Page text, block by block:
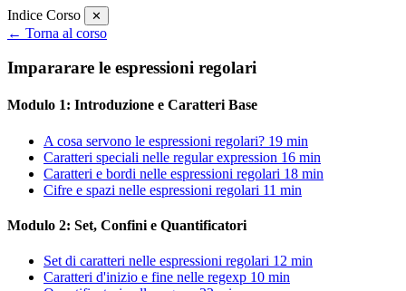
Indice Corso ✕
← Torna al corso
Impararare le espressioni regolari
Modulo 1: Introduzione e Caratteri Base
A cosa servono le espressioni regolari? 19 min
Caratteri speciali nelle regular expression 16 min
Caratteri e bordi nelle espressioni regolari 18 min
Cifre e spazi nelle espressioni regolari 11 min
Modulo 2: Set, Confini e Quantificatori
Set di caratteri nelle espressioni regolari 12 min
Caratteri d'inizio e fine nelle regexp 10 min